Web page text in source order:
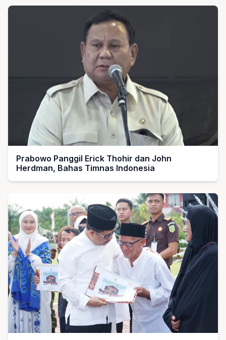
Prabowo Panggil Erick Thohir dan John
Herdman, Bahas Timnas Indonesia